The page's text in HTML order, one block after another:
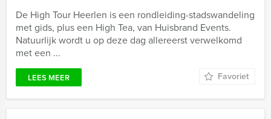
De High Tour Heerlen is een rondleiding-stadswandeling
met gids, plus een High Tea, van Huisbrand Events.
Natuurlijk wordt u op deze dag allereerst verwelkomd
met een ...
LEES MEER Favoriet